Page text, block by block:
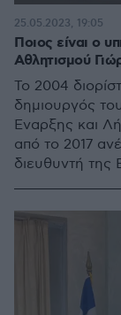
Ποιος είναι ο
Αθλητισμού
Το 2004
δημιουργός
Έναρξης και
από το 2017
διευθυντή της
25.05.2023, 19:05